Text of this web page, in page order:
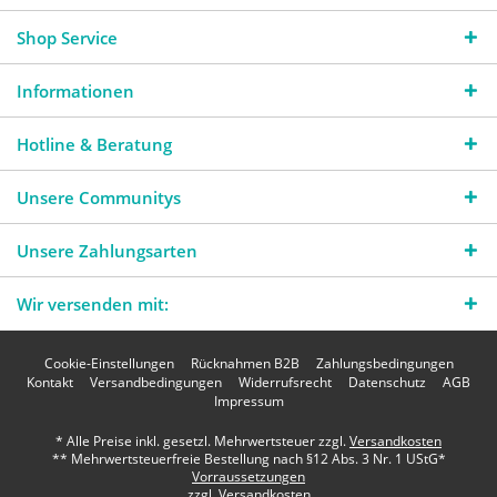
Shop Service
Informationen
Hotline & Beratung
Unsere Communitys
Unsere Zahlungsarten
Wir versenden mit:
Cookie-Einstellungen Rücknahmen B2B
Zahlungsbedingungen
Kontakt
Versandbedingungen Widerrufsrecht Datenschutz
AGB
Impressum
* Alle Preise inkl. gesetzl. Mehrwertsteuer zzgl.Versandkosten
** Mehrwertsteuerfreie Bestellung nach §12 Abs. 3 Nr. 1 UStG*
Vorraussetzungen